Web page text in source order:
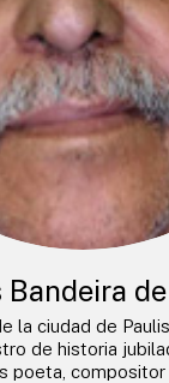
Bandeira
la ciudad de
de historia
poeta, compositor